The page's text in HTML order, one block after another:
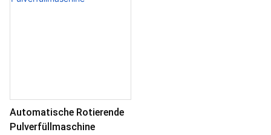
Automatische Rotierende
Pulverfüllmaschine